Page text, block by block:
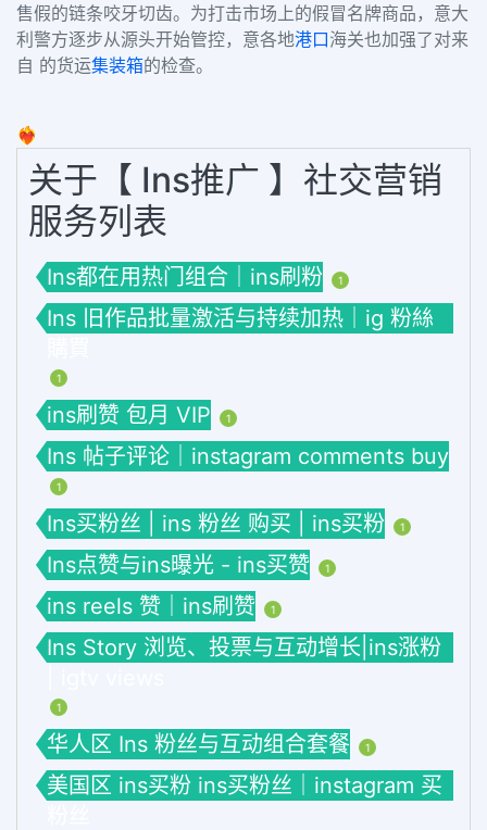
售假的链条咬牙切齿。为打击市场上的假冒名牌商品，意大
利警方逐步从源头开始管控，意各地港口海关也加强了对来
自 的货运集装箱的检查。
❤️‍🔥
关于【 Ins推广 】社交营销
服务列表
Ins都在用热门组合｜ins刷粉 1
Ins 旧作品批量激活与持续加热｜ig 粉絲
1
ins刷赞 包月 VIP 1
Ins 帖子评论｜instagram comments buy
1
Ins买粉丝 | ins 粉丝 购买 | ins买粉 1
Ins点赞与ins曝光 - ins买赞 1
ins reels 赞｜ins刷赞 1
Ins Story 浏览、投票与互动增长|ins涨粉
1
华人区 Ins 粉丝与互动组合套餐 1
美国区 ins买粉 ins买粉丝｜instagram 买